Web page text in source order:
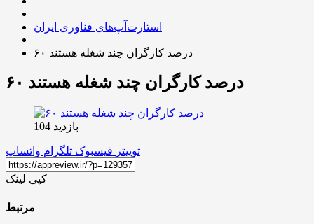
استارت‌آپ‌های فناوری ایران
۶۰ درصد کارگران چند شغله‌ هستند
۶۰ درصد کارگران چند شغله‌ هستند
بازدید 104
توییتر فیسبوک تلگرام واتساپ
کپی لینک
مرتبط